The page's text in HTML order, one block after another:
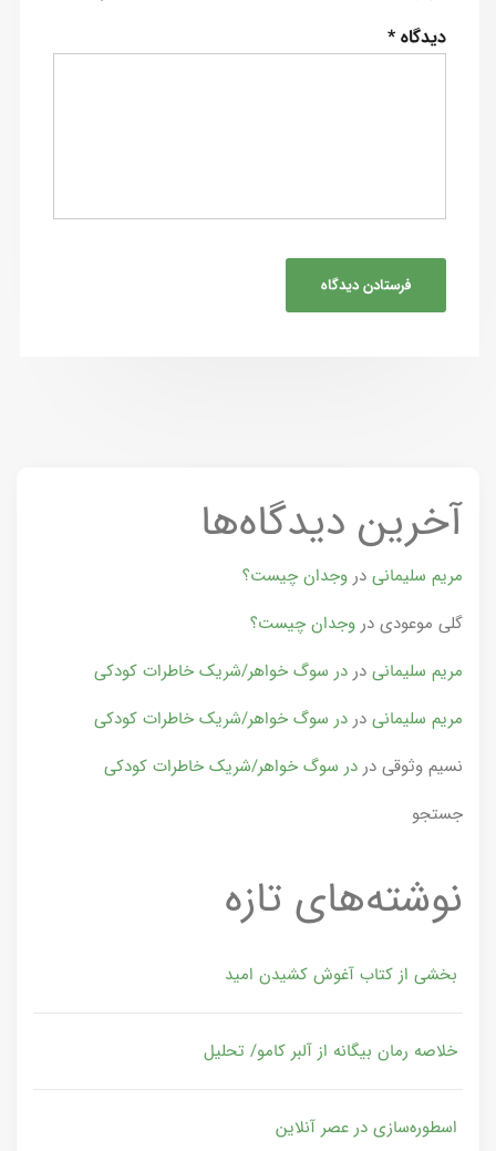
دیدگاه*
آخرین دیدگاه‌ها
مریم سلیمانی در وجدان چیست؟
گلی موعودی در وجدان چیست؟
مریم سلیمانی در در سوگ خواهر/شریک خاطرات کودکی
مریم سلیمانی در در سوگ خواهر/شریک خاطرات کودکی
نسیم وثوقی در در سوگ خواهر/شریک خاطرات کودکی
جستجو
نوشته‌های تازه
بخشی از کتاب آغوش کشیدن امید
خلاصه رمان بیگانه از آلبر کامو/ تحلیل
اسطوره‌سازی در عصر آنلاین